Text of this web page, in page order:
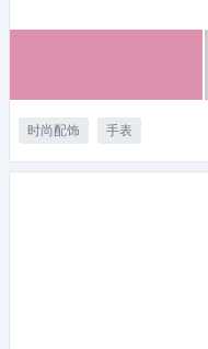
时尚配饰 手表